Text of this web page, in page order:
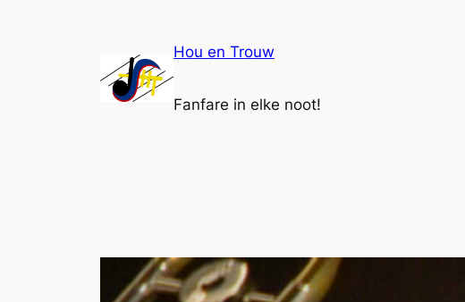
Hou en Trouw
Fanfare in elke noot!